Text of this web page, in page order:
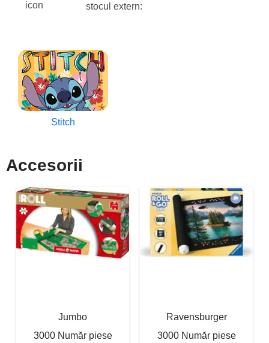
stocul extern:
Stitch
Accesorii
Jumbo
3000 Număr piese
Ravensburger
3000 Număr piese